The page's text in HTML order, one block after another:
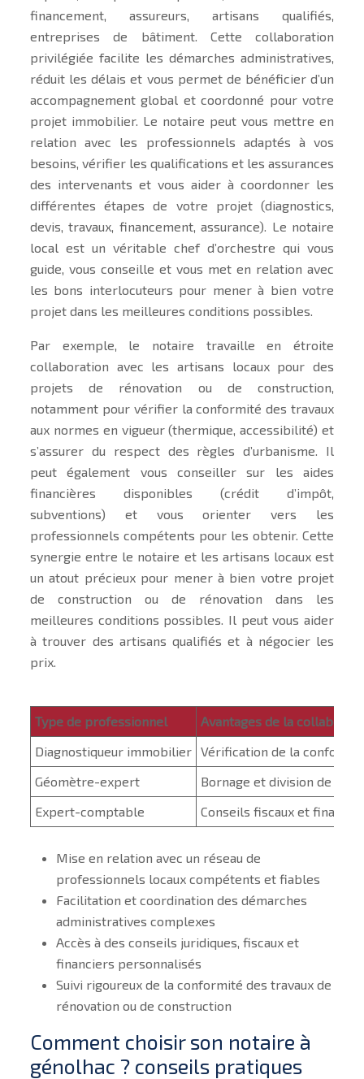
financement, assureurs, artisans qualifiés,
entreprises de bâtiment. Cette collaboration
privilégiée facilite les démarches administratives,
réduit les délais et vous permet de bénéficier d’un
accompagnement global et coordonné pour votre
projet immobilier. Le notaire peut vous mettre en
relation avec les professionnels adaptés à vos
besoins, vérifier les qualifications et les assurances
des intervenants et vous aider à coordonner les
différentes étapes de votre projet (diagnostics,
devis, travaux, financement, assurance). Le notaire
local est un véritable chef d’orchestre qui vous
guide, vous conseille et vous met en relation avec
les bons interlocuteurs pour mener à bien votre
projet dans les meilleures conditions possibles.
Par exemple, le notaire travaille en étroite
collaboration avec les artisans locaux pour des
projets de rénovation ou de construction,
notamment pour vérifier la conformité des travaux
aux normes en vigueur (thermique, accessibilité) et
s’assurer du respect des règles d’urbanisme. Il
peut également vous conseiller sur les aides
financières disponibles (crédit d’impôt,
subventions) et vous orienter vers les
professionnels compétents pour les obtenir. Cette
synergie entre le notaire et les artisans locaux est
un atout précieux pour mener à bien votre projet
de construction ou de rénovation dans les
meilleures conditions possibles. Il peut vous aider
à trouver des artisans qualifiés et à négocier les
prix.
Type de professionnel
Avantages de la
Diagnostiqueur immobilier Vérification de la
Géomètre-expert
Bornage et division de
Expert-comptable
Conseils fiscaux et
Mise en relation avec un réseau de
professionnels locaux compétents et fiables
Facilitation et coordination des démarches
administratives complexes
Accès à des conseils juridiques, fiscaux et
financiers personnalisés
Suivi rigoureux de la conformité des travaux de
rénovation ou de construction
Comment choisir son notaire à
génolhac ? conseils pratiques